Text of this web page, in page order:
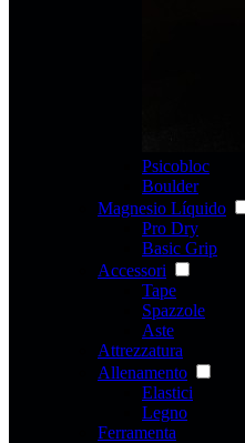
Psicobloc
Boulder
Magnesio Líquido
Pro Dry
Basic Grip
Accessori
Tape
Spazzole
Aste
Attrezzatura
Allenamento
Elastici
Legno
Ferramenta